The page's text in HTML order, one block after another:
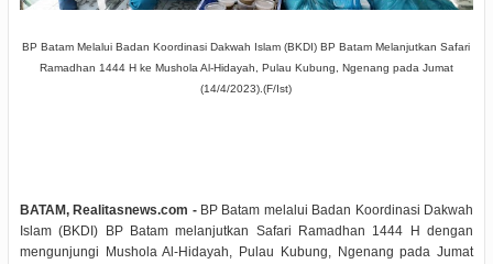
BP Batam Melalui Badan Koordinasi Dakwah Islam (BKDI) BP Batam Melanjutkan Safari
Ramadhan 1444 H ke Mushola Al-Hidayah, Pulau Kubung, Ngenang pada Jumat
(14/4/2023).(F/Ist)
BATAM, Realitasnews.com -BP Batam melalui Badan Koordinasi Dakwah
Islam (BKDI) BP Batam melanjutkan Safari Ramadhan 1444 H dengan
mengunjungi Mushola Al-Hidayah, Pulau Kubung, Ngenang pada Jumat